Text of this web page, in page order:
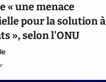
« une menace
pour la solution à
», selon l'ONU